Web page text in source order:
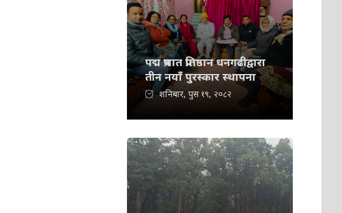
पद्म प्रभात प्रतिष्ठान धनगढीद्वारा
तीन नयाँ पुरस्कार स्थापना
शनिबार, पुस १९, २०८२